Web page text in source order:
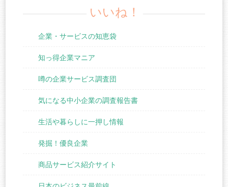
いいね！
企業・サービスの知恵袋
知っ得企業マニア
噂の企業サービス調査団
気になる中小企業の調査報告書
生活や暮らしに一押し情報
発掘！優良企業
商品サービス紹介サイト